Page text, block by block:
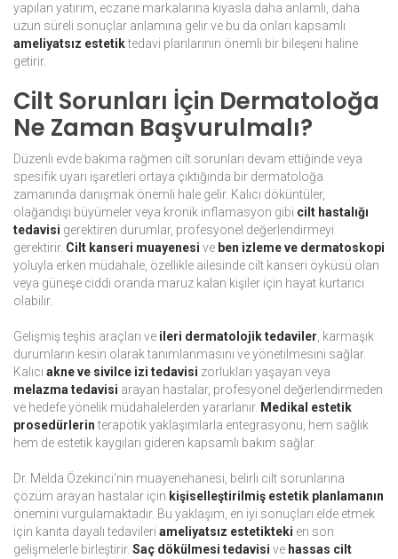
yapılan yatırım, eczane markalarına kıyasla daha anlamlı, daha
uzun süreli sonuçlar anlamına gelir ve bu da onları kapsamlı
ameliyatsız estetiktedavi planlarının önemli bir bileşeni haline
getirir.
Cilt Sorunları İçin Dermatoloğa
Ne Zaman Başvurulmalı?
Düzenli evde bakıma rağmen cilt sorunları devam ettiğinde veya
spesifik uyarı işaretleri ortaya çıktığında bir dermatoloğa
zamanında danışmak önemli hale gelir. Kalıcı döküntüler,
olağandışı büyümeler veya kronik inflamasyon gibi cilt hastalığı
tedavisi gerektiren durumlar, profesyonel değerlendirmeyi
gerektirir. Cilt kanseri muayenesi ve ben izleme ve dermatoskopi
yoluyla erken müdahale, özellikle ailesinde cilt kanseri öyküsü olan
veya güneşe ciddi oranda maruz kalan kişiler için hayat kurtarıcı
olabilir.
Gelişmiş teşhis araçları ve ileri dermatolojik tedaviler , karmaşık
durumların kesin olarak tanımlanmasını ve yönetilmesini sağlar.
Kalıcı akne ve sivilce izi tedavisi zorlukları yaşayan veya
melazma tedavisi arayan hastalar, profesyonel değerlendirmeden
ve hedefe yönelik müdahalelerden yararlanır. Medikal estetik
prosedürlerinterapötik yaklaşımlarla entegrasyonu, hem sağlık
hem de estetik kaygıları gideren kapsamlı bakım sağlar.
Dr. Melda Özekinci'nin muayenehanesi, belirli cilt sorunlarına
çözüm arayan hastalar için kişiselleştirilmiş estetik planlamanın
önemini vurgulamaktadır. Bu yaklaşım, en iyi sonuçları elde etmek
için kanıta dayalı tedavileri ameliyatsız estetikteki en son
gelişmelerle birleştirir. Saç dökülmesi tedavisi ve hassas cilt